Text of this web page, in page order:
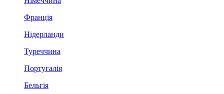
Франція
Нідерланди
Туреччина
Португалія
Бельгія